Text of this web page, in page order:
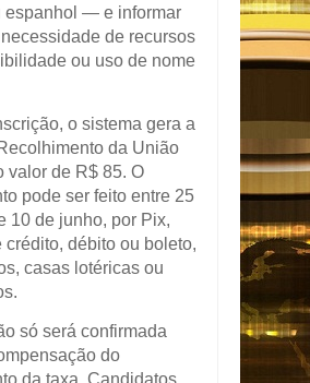
espanhol — e informar
de recursos
ou uso de nome
o sistema gera a
da União
valor de R$ 85. O
pode ser feito entre 25
10 de junho, por Pix,
crédito, débito ou boleto,
casas lotéricas ou
só será confirmada
do
da taxa. Candidatos